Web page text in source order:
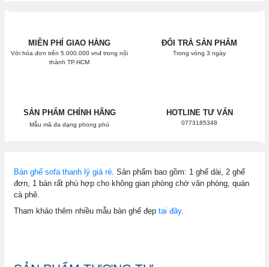
MIỄN PHÍ GIAO HÀNG
Với hóa đơn trên 5.000.000 vnđ trong nội
thành TP.HCM
ĐỔI TRẢ SẢN PHẨM
Trong vòng 3 ngày
SẢN PHẨM CHÍNH HÃNG
Mẫu mã đa dạng phong phú
HOTLINE TƯ VẤN
0773185348
Bàn ghế sofa thanh lý giá rẻ. Sản phẩm bao gồm: 1 ghế dài, 2 ghế
đơn, 1 bàn rất phù hợp cho không gian phòng chờ văn phòng, quán
cà phê.
Tham khảo thêm nhiều mẫu bàn ghế đẹp tại đây.